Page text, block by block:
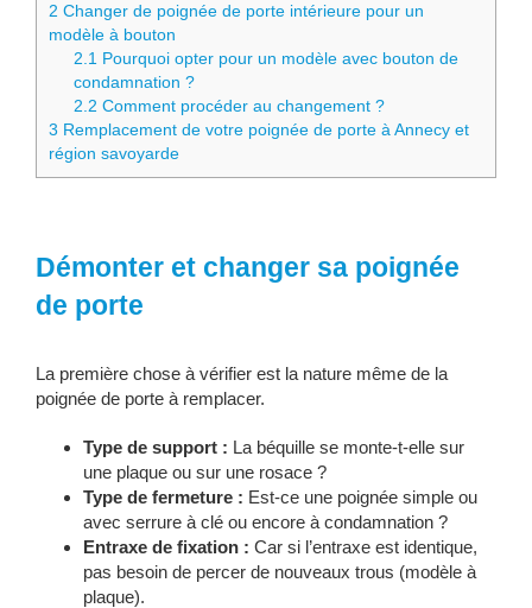
2 Changer de poignée de porte intérieure pour un
modèle à bouton
2.1 Pourquoi opter pour un modèle avec bouton de
condamnation ?
2.2 Comment procéder au changement ?
3 Remplacement de votre poignée de porte à Annecy et
région savoyarde
Démonter et changer sa poignée
de porte
La première chose à vérifier est la nature même de la
poignée de porte à remplacer.
Type de support : La béquille se monte-t-elle sur
une plaque ou sur une rosace ?
Type de fermeture : Est-ce une poignée simple ou
avec serrure à clé ou encore à condamnation ?
Entraxe de fixation : Car si l’entraxe est identique,
pas besoin de percer de nouveaux trous (modèle à
plaque).